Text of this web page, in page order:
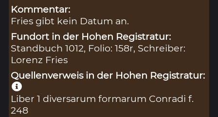
Kommentar:
Fries gibt kein Datum an.
Fundort in der Hohen Registratur:
Standbuch 1012, Folio: 158r, Schreiber:
Lorenz Fries
Quellenverweis in der Hohen Registratur:
Liber 1 diversarum formarum Conradi f.
248